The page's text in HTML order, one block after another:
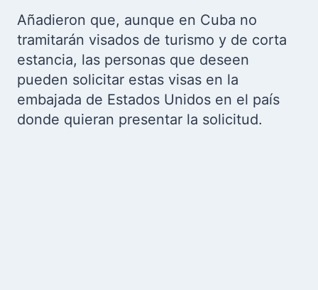
Añadieron que, aunque en Cuba no
tramitarán visados de turismo y de corta
estancia, las personas que deseen
pueden solicitar estas visas en la
embajada de Estados Unidos en el país
donde quieran presentar la solicitud.